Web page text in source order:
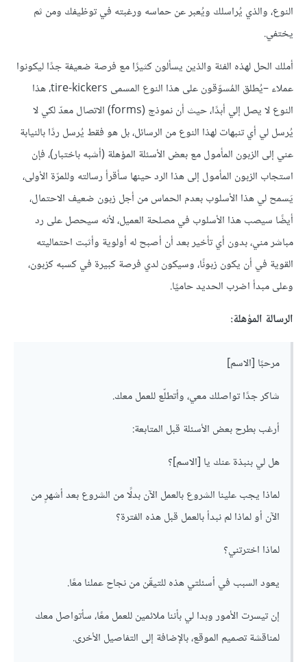
النوع، والذي يُراسلك ويُعبر عن حماسه ورغبته في توظيفك ومن ثم
يختفي.
أملك الحل لهذه الفئة والذين يسألون كثيرًا مع فرصة ضعيفة جدًا ليكونوا
عملاء –يُطلق المُسوّقون على هذا النوع المسمى tire-kickers، هذا
النوع لا يصل إلي أبدًا، حيث أن نموذج (forms) الاتصال معدّ لكي لا
يُرسل لي أي تنبهات لهذا النوع من الرسائل، بل هو فقط يُرسل ردًا بالنيابة
عني إلى الزبون المأمول مع بعض الأسئلة المؤهلة (أشبه باختبار)، فإن
استجاب الزبون المأمول إلى هذا الرد حينها سأقرأ رسالته وللمرّة الأولى،
يَسمح لي هذا الأسلوب بعدم الحماس من أجل زبون ضعيف الاحتمال،
أيضًا سيصب هذا الأسلوب في مصلحة العميل، لأنه سيحصل على رد
مباشر مني، بدون أي تأخير بعد أن أصبح له أولوية وأثبت احتماليته
القوية في أن يكون زبونًا، وسيكون لدي فرصة كبيرة في كسبه كزبون،
وعلى مبدأ اضرب الحديد حاميًا.
الرسالة المؤهلة:
مرحبًا [الاسم]
شاكر جدًا تواصلك معي، وأتطلّع للعمل معك.
أرغب بطرح بعض الأسئلة قبل المتابعة:
هل لي بنبذة عنك يا [الاسم]؟
لماذا يجب علينا الشروع بالعمل الآن بدلًا من الشروع بعد أشهرٍ من
الآن أو لماذا لم نبدأ بالعمل قبل هذه الفترة؟
لماذا اخترتني؟
يعود السبب في أسئلتي هذه للتيقّن من نجاح عملنا معًا.
إن تيسرت الأمور وبدا لي بأننا ملائمين للعمل معًا، سأتواصل معك
لمناقشة تصميم الموقع، بالإضافة إلى التفاصيل الأخرى.